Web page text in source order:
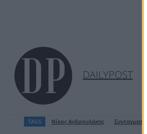
DAILYPOST
TAGS Νίκος Ανδρουλάκης